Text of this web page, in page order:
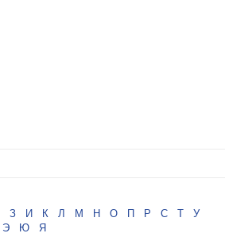
З И К Л М Н О П Р С Т
У
Э Ю Я